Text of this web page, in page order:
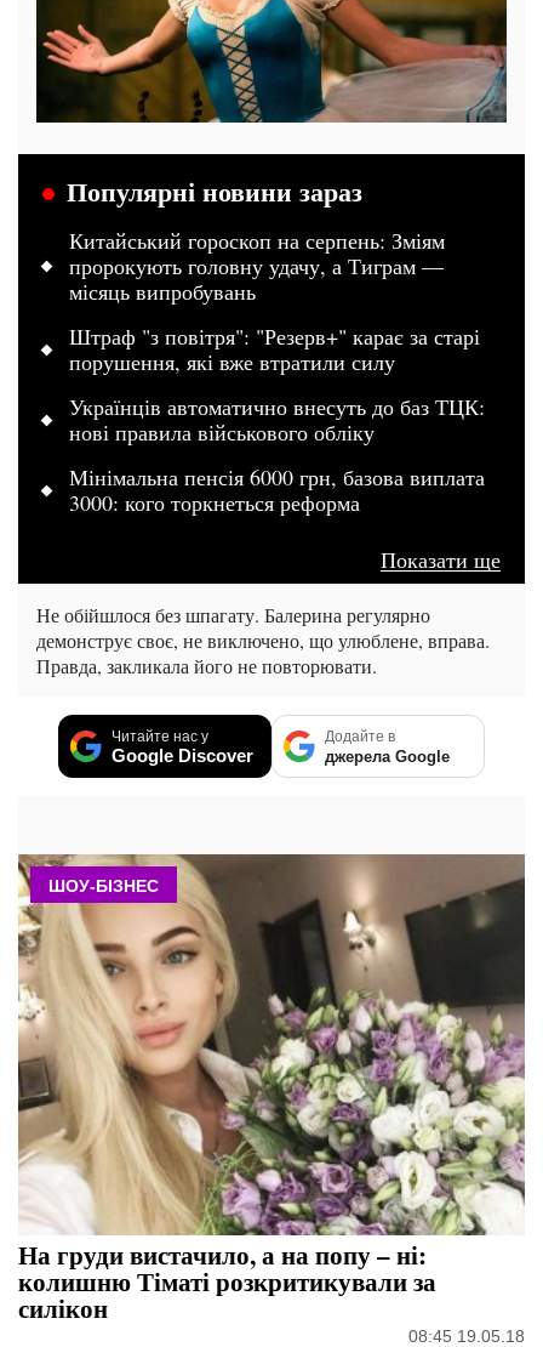
Популярні новини зараз
Китайський гороскоп на серпень: Зміям
пророкують головну удачу, а Тиграм —
місяць випробувань
Штраф "з повітря": "Резерв+" карає за старі
порушення, які вже втратили силу
Українців автоматично внесуть до баз ТЦК:
нові правила військового обліку
Мінімальна пенсія 6000 грн, базова виплата
3000: кого торкнеться реформа
Показати ще
Не обійшлося без шпагату. Балерина регулярно
демонструє своє, не виключено, що улюблене, вправа.
Правда, закликала його не повторювати.
Читайте нас у
Google Discover
Додайте в
джерела Google
ШОУ-БІЗНЕС
На груди вистачило, а на попу – ні:
колишню Тіматі розкритикували за
силікон
08:45 19.05.18